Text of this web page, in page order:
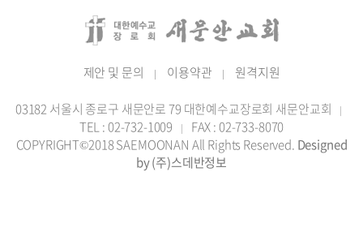
제안 및 문의 | 이용약관 | 원격지원
03182 서울시 종로구 새문안로 79 대한예수교장로회 새문안교회 |
TEL : 02-732-1009 |
FAX : 02-733-8070
COPYRIGHT©2018 SAEMOONAN All Rights Reserved. Designed
by (주)스데반정보